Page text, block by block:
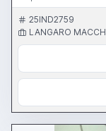
25IND2759
LANGARO